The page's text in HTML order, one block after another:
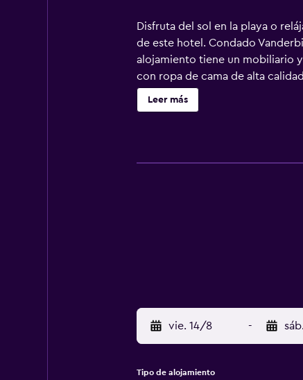
Disfruta del sol en la playa o
de este hotel. Condado
alojamiento tiene un mobiliario
con ropa de cama de alta
Se ofrece frigorífico y cafetera y
secador de pelo. Este hotel en
Leer más
vie. 14/8 -
Tipo de alojamiento